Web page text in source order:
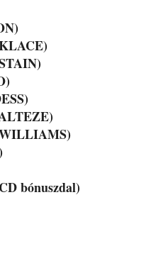
bónuszdal)